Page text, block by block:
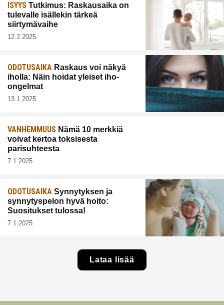
ISYYS Tutkimus: Raskausaika on
tulevalle isällekin tärkeä
siirtymävaihe
12.2.2025
ODOTUSAIKA Raskaus voi näkyä
iholla: Näin hoidat yleiset iho-
ongelmat
13.1.2025
VANHEMMUUS Nämä 10 merkkiä
voivat kertoa toksisesta
parisuhteesta
7.1.2025
ODOTUSAIKA Synnytyksen ja
synnytyspelon hyvä hoito:
Suositukset tulossa!
7.1.2025
Lataa lisää